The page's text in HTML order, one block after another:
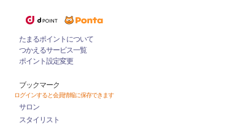
たまるポイントについて
つかえるサービス一覧
ポイント設定変更
ブックマーク
ログインすると会員情報に保存できます
サロン
スタイリスト